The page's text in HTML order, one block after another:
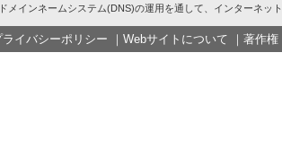
ドメインネームシステム(DNS)の運用を通して、インターネッ
ライバシーポリシー ｜ Webサイトについて ｜ 著作権